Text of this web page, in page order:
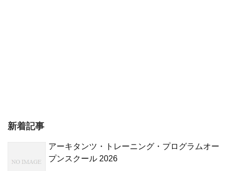
新着記事
アーキタンツ・トレーニング・プログラムオー
プンスクール 2026